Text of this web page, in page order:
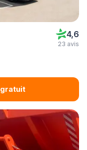
4,6
23 avis